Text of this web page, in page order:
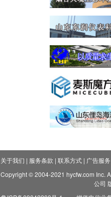
关于我们 | 服务条款 | 联系方式| 广告服务
Copyright © 2004-2021 hycfw.com Inc.
公司